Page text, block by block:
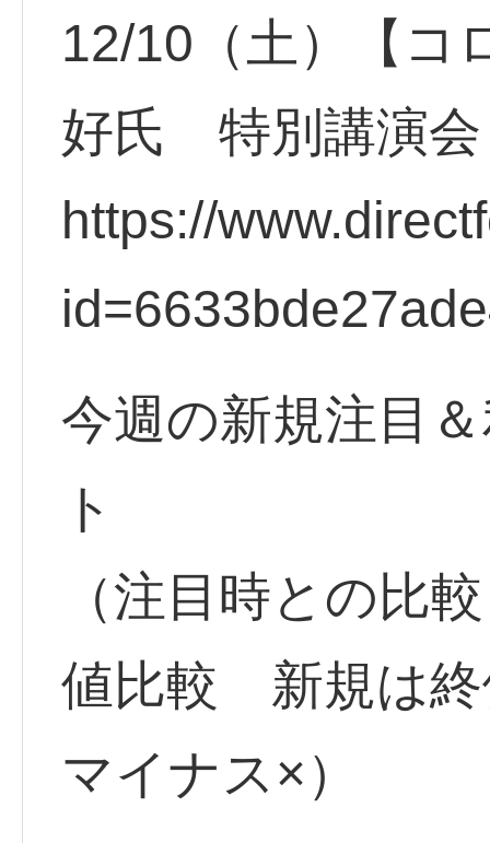
12/10（土）【コ
好氏 特別講演会
https://
今週の新規注目
ト
（注目時との比
値比較 新規は
マイナス×）